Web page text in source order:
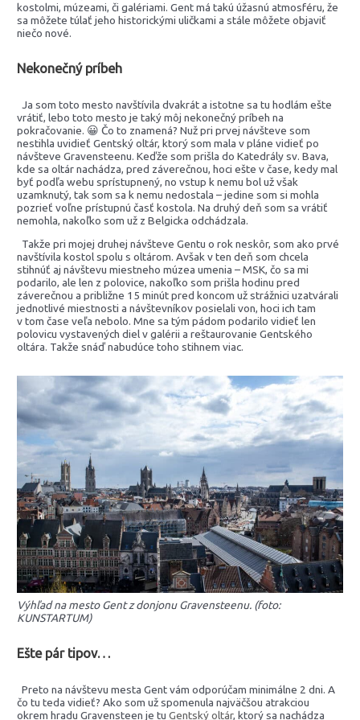
kostolmi, múzeami, či galériami. Gent má takú úžasnú atmosféru, že
sa môžete túlať jeho historickými uličkami a stále môžete objaviť
niečo nové.
Nekonečný príbeh
Ja som toto mesto navštívila dvakrát a istotne sa tu hodlám ešte
vrátiť, lebo toto mesto je taký môj nekonečný príbeh na
pokračovanie. 😀 Čo to znamená? Nuž pri prvej návšteve som
nestihla uvidieť Gentský oltár, ktorý som mala v pláne vidieť po
návšteve Gravensteenu. Keďže som prišla do Katedrály sv. Bava,
kde sa oltár nachádza, pred záverečnou, hoci ešte v čase, kedy mal
byť podľa webu sprístupnený, no vstup k nemu bol už však
uzamknutý, tak som sa k nemu nedostala – jedine som si mohla
pozrieť voľne prístupnú časť kostola. Na druhý deň som sa vrátiť
nemohla, nakoľko som už z Belgicka odchádzala.
Takže pri mojej druhej návšteve Gentu o rok neskôr, som ako prvé
navštívila kostol spolu s oltárom. Avšak v ten deň som chcela
stihnúť aj návštevu miestneho múzea umenia – MSK, čo sa mi
podarilo, ale len z polovice, nakoľko som prišla hodinu pred
záverečnou a približne 15 minút pred koncom už strážnici uzatvárali
jednotlivé miestnosti a návštevníkov posielali von, hoci ich tam
v tom čase veľa nebolo. Mne sa tým pádom podarilo vidieť len
polovicu vystavených diel v galérii a reštaurovanie Gentského
oltára. Takže snáď nabudúce toho stihnem viac.
Výhľad na mesto Gent z donjonu Gravensteenu. (foto:
KUNSTARTUM)
Ešte pár tipov…
Preto na návštevu mesta Gent vám odporúčam minimálne 2 dni. A
čo tu teda vidieť? Ako som už spomenula najväčšou atrakciou
okrem hradu Gravensteen je tuGentský oltár, ktorý sa nachádza